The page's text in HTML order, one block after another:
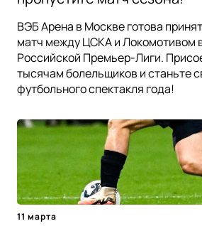
ВЭБ Арена в Москве готова
матч между ЦСКА и Локомотивом
Российской Премьер-Лиги.
тысячам болельщиков и станьте
футбольного спектакля года!
11 марта